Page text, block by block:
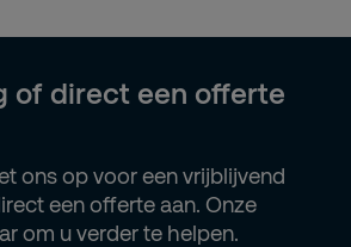
of direct een offerte
ons op voor een vrijblijvend
een offerte aan. Onze
om u verder te helpen.